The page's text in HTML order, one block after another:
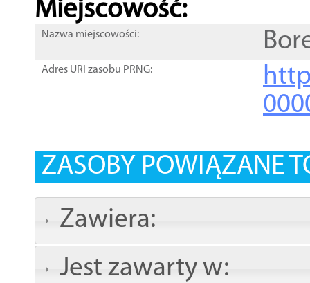
Miejscowość:
Nazwa miejscowości:
Adres URI zasobu PRNG:
ZASOBY POWIĄZANE
Zawiera:
Jest zawarty w: